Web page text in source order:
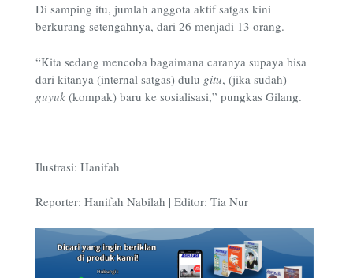
Di samping itu, jumlah anggota aktif satgas kini
berkurang setengahnya, dari 26 menjadi 13 orang.
“Kita sedang mencoba bagaimana caranya supaya bisa
dari kitanya (internal satgas) dulu gitu, (jika sudah)
guyuk (kompak) baru ke sosialisasi,” pungkas Gilang.
Ilustrasi: Hanifah
Reporter: Hanifah Nabilah | Editor: Tia Nur